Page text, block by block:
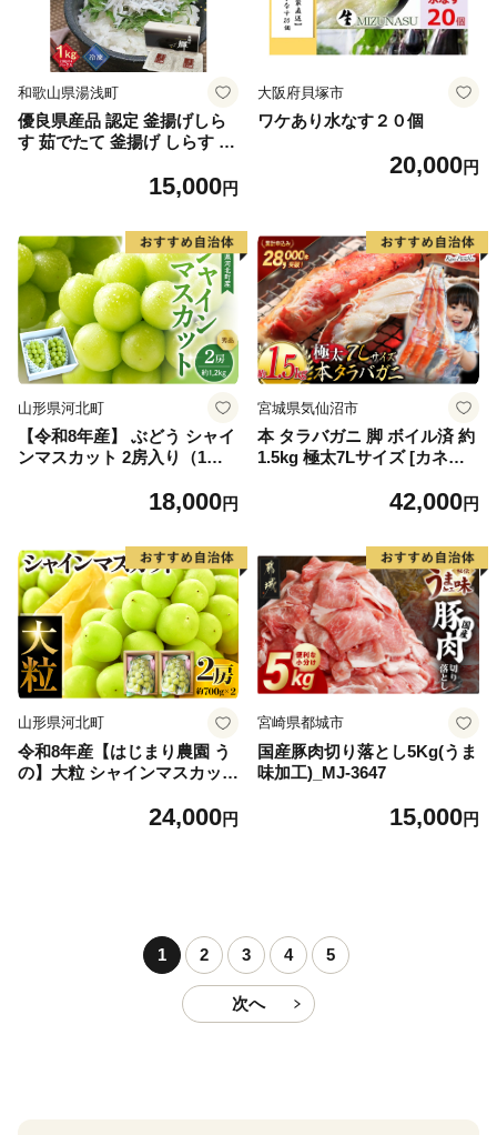
和歌山県湯浅町
優良県産品 認定 釜揚げしら
す 茹でたて 釜揚げ しらす 無
国産 海の幸 海鮮 魚介 紀州湯
無料_C6035n
15,000円
大阪府貝塚市
ワケあり水なす２０個
20,000円
山形県河北町
【令和8年産】 ぶどう シャイ
ンマスカット 2房入り（1房6
産【山形eLab】 ka074-023-r
18,000円
宮城県気仙沼市
本 タラバガニ 脚 ボイル済 約
1.5kg 極太7Lサイズ [カネダ
6] カニ かに 蟹 たらばがに た
42,000円
山形県河北町
令和8年産【はじまり農園 う
の】大粒 シャインマスカット
河北町産 【河北町観光物産協
24,000円
宮崎県都城市
国産豚肉切り落とし5Kg(うま
味加工)_MJ-3647
15,000円
1 2 3 4 5
次へ